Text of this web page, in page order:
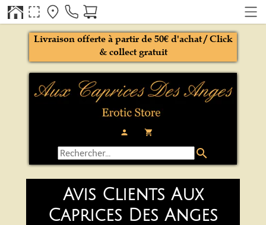
person local_grocery_store
Livraison offerte à partir de 50€ d'achat / Click
& collect gratuit
search
Avis Clients Aux
Caprices Des Anges